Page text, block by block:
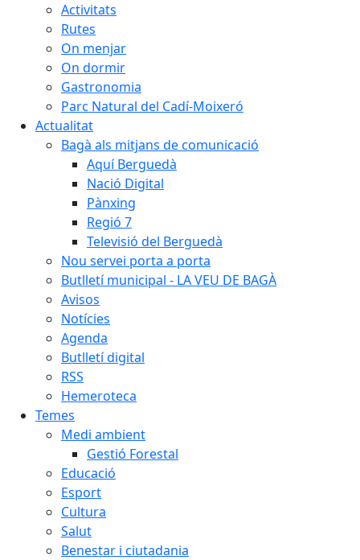
Activitats
Rutes
On menjar
On dormir
Gastronomia
Parc Natural del Cadí-Moixeró
Actualitat
Bagà als mitjans de comunicació
Aquí Berguedà
Nació Digital
Pànxing
Regió 7
Televisió del Berguedà
Nou servei porta a porta
Butlletí municipal - LA VEU DE BAGÀ
Avisos
Notícies
Agenda
Butlletí digital
RSS
Hemeroteca
Temes
Medi ambient
Gestió Forestal
Educació
Esport
Cultura
Salut
Benestar i ciutadania